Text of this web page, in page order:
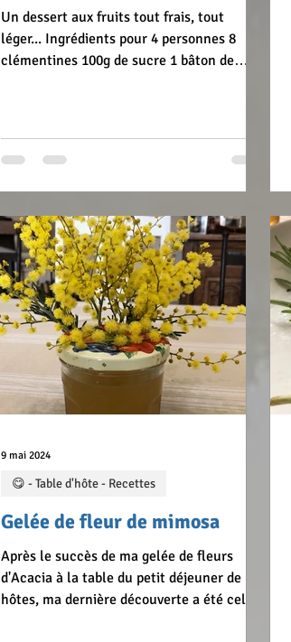
Un dessert aux fruits tout frais, tout
léger... Ingrédients pour 4 personnes 8
clémentines 100g de sucre 1 bâton de
chauffer dans une casserole 500 g d'eau
avec le sucre, le jus d'orange, les épices.
Quand le sirop arrive à ébullition, ajouter
les clémentines, et laisser cuire 5 minutes.
Retirer les clémentine et faire
Gelée de fleur de mimosa
Après le succès de ma gelée de fleurs
d'Acacia à la table du petit déjeuner de nos
hôtes, ma dernière découverte a été celle
😋 - Table d'hôte - Recettes
9 mai 2024